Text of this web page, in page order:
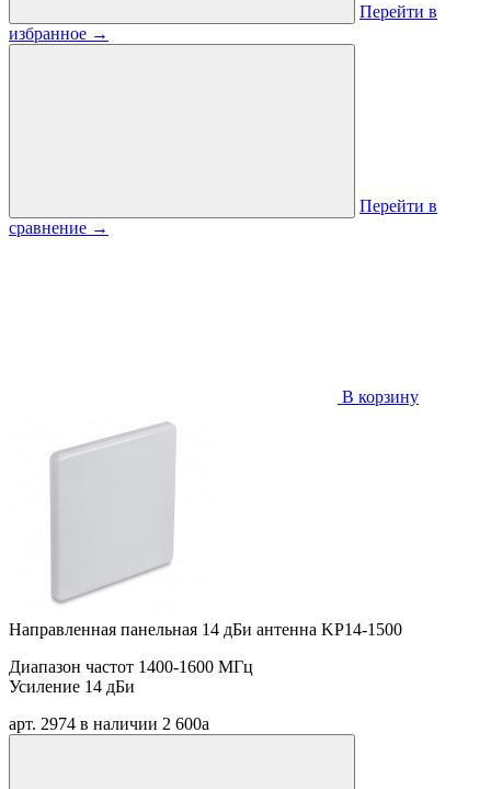
Перейти в
избранное →
Перейти в
сравнение →
В корзину
Направленная панельная 14 дБи антенна KP14-1500
Диапазон частот 1400-1600 МГц
Усиление 14 дБи
арт. 2974 в наличии 2 600a